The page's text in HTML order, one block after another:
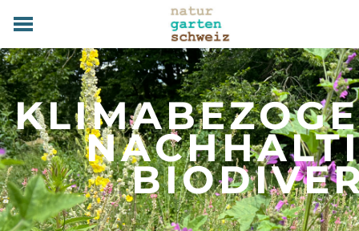
HOME
GRUNDLAGEN
PRAXIS
TERMINE
FACHBETRIEBE
MAGAZIN
UEBER UNS
MITGLIED WERDEN